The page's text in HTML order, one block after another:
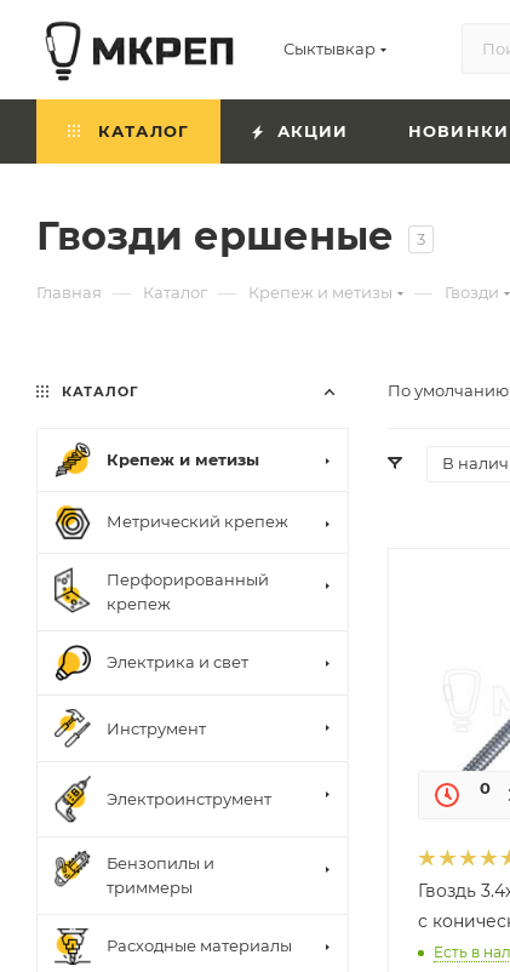
Сыктывкар
КАТАЛОГ АКЦИИ НОВИНКИ
Гвозди ершеные 3
Главная — Каталог — Крепеж и метизы — Гвозди
По умолчанию
В
0
Гвоздь
с
Есть в
КАТАЛОГ
Крепеж и метизы
Метрический крепеж
Перфорированный
крепеж
Электрика и свет
Инструмент
Электроинструмент
Бензопилы и
триммеры
Расходные материалы